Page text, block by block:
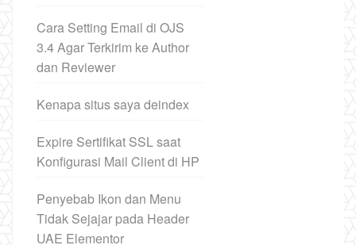
Cara Setting Email di OJS
3.4 Agar Terkirim ke Author
dan Reviewer
Kenapa situs saya deindex
Expire Sertifikat SSL saat
Konfigurasi Mail Client di HP
Penyebab Ikon dan Menu
Tidak Sejajar pada Header
UAE Elementor